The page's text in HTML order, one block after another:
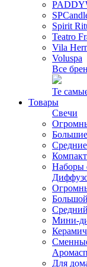
Spirit
Teatro
Vila
Voluspa
Все
Те
Товары
Свечи
Наборы
Мини-
Для